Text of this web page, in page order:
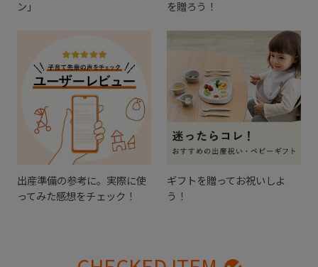
ン」
を贈ろう！
出産準備の参考に。実際に使
ってみた感想をチェック！
ギフトを贈ってお祝いしよ
う！